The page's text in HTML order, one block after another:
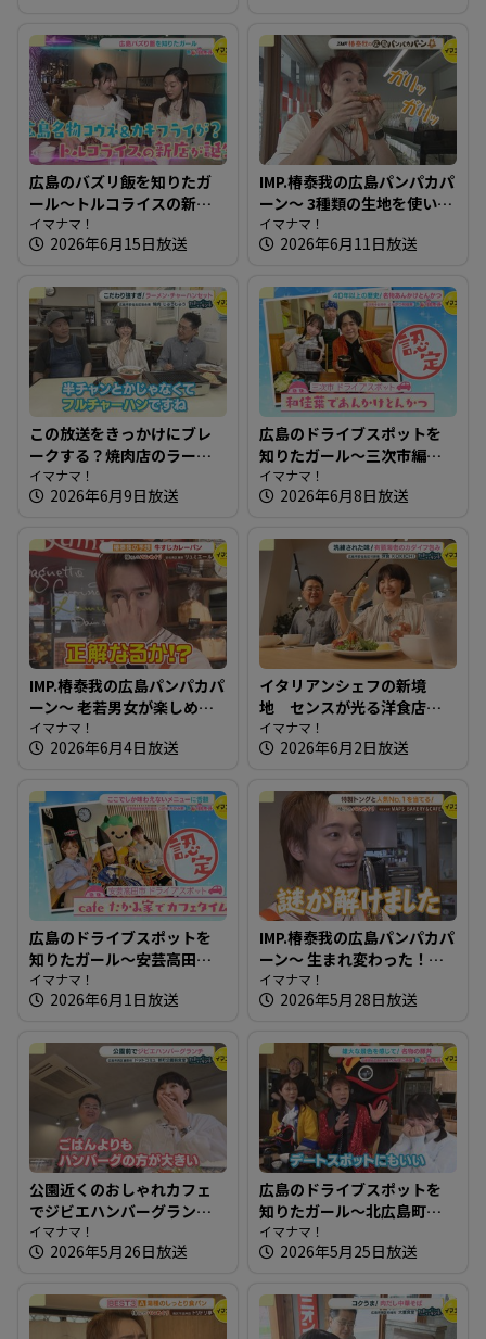
広島のバズリ飯を知りたガ
ール～トルコライスの新店
＆360度カメラ完備の最新カ
フェ 【街ネタ！知りたガー
イマナマ！
2026年6月15日放送
IMP.椿泰我の広島パンパカパ
ーン～ 3種類の生地を使い分
けるベーグル専門店
イマナマ！
2026年6月11日放送
この放送をきっかけにブレ
ークする？焼肉店のラーメ
ンチャーハンセット～焼肉
じゅうじゅう【たまにはそ
イマナマ！
2026年6月9日放送
広島のドライブスポットを
知りたガール～三次市編
【街ネタ！知りたガール】
イマナマ！
2026年6月8日放送
IMP.椿泰我の広島パンパカパ
ーン～ 老若男女が楽しめ
る！地域を照らすパン屋さ
ん
イマナマ！
2026年6月4日放送
イタリアンシェフの新境
地 センスが光る洋食店～
洋食 KOKICHI【たまにはそ
とランチ】
イマナマ！
2026年6月2日放送
広島のドライブスポットを
知りたガール～安芸高田市
編【街ネタ！知りたガー
ル】
イマナマ！
2026年6月1日放送
IMP.椿泰我の広島パンパカパ
ーン～ 生まれ変わった！？
以前もお邪魔したパン屋さ
んへ
イマナマ！
2026年5月28日放送
公園近くのおしゃれカフェ
でジビエハンバーグランチ
～ドットコミュ 都町公園前
食堂【たまにはそとラン
イマナマ！
2026年5月26日放送
広島のドライブスポットを
知りたガール～北広島町編
【街ネタ！知りたガール】
イマナマ！
2026年5月25日放送